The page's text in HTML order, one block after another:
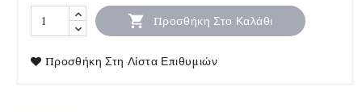
 Προσθήκη Στο Καλάθι
Προσθήκη Στη Λίστα Επιθυμιών